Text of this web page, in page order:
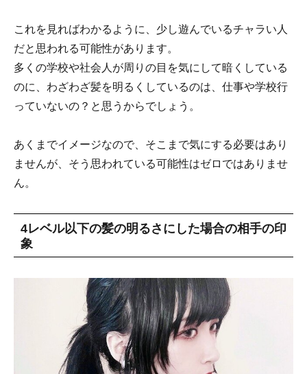
これを見ればわかるように、少し遊んでいるチャラい人
だと思われる可能性があります。
多くの学校や社会人が周りの目を気にして暗くしている
のに、わざわざ髪を明るくしているのは、仕事や学校行
っていないの？と思うからでしょう。
あくまでイメージなので、そこまで気にする必要はあり
ませんが、そう思われている可能性はゼロではありませ
ん。
4レベル以下の髪の明るさにした場合の相手の印
象